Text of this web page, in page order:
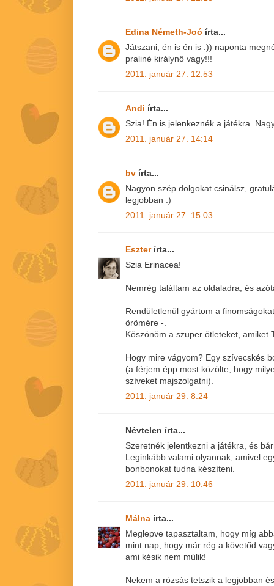
Edina Németh-Joó írta...
Játszani, én is én is :)) naponta
praliné királynő vagy!!!
2011. január 27. 12:53
Andi írta...
Szia! Én is jelenkeznék a játékra.
2011. január 27. 14:14
bv írta...
Nagyon szép dolgokat csinálsz,
legjobban :)
2011. január 27. 15:03
Eszter írta...
Szia Erinacea!
Nemrég találtam az oldaladra, és
Rendületlenül gyártom a
örömére -.
Köszönöm a szuper ötleteket, amiket
Hogy mire vágyom? Egy szívecskés
(a férjem épp most közölte, hogy
szíveket majszolgatni).
2011. január 29. 8:24
Névtelen írta...
Szeretnék jelentkezni a játékra, és
Leginkább valami olyannak, amivel
bonbonokat tudna készíteni.
2011. január 29. 10:46
Málna írta...
Meglepve tapasztaltam, hogy míg
mint nap, hogy már rég a követőd
ami késik nem múlik!
Nekem a rózsás tetszik a legjobban